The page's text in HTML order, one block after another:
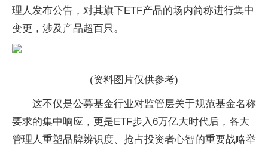
理人发布公告，对其旗下ETF产品的场内简称进行集中
变更，涉及产品超百只。
(资料图片仅供参考)
这不仅是公募基金行业对监管层关于规范基金名称
要求的集中响应，更是ETF步入6万亿大时代后，各大
管理人重塑品牌辨识度、抢占投资者心智的重要战略举